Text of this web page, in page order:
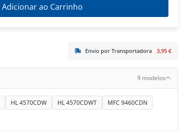
Adicionar ao Carrinho
Envio por Transportadora 3,95 €
9 modelos
HL 4570CDW HL 4570CDWT
MFC 9460CDN